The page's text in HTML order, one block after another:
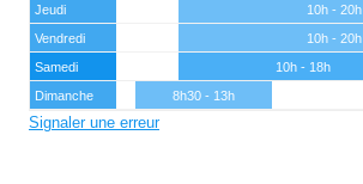
Jeudi
10h - 20h
Vendredi
10h - 20h
Samedi
10h - 18h
Dimanche
8h30 - 13h
Signaler une erreur